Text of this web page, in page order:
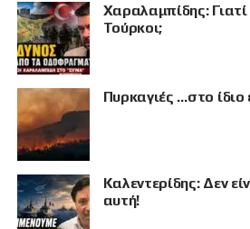
Χαραλαμπίδης: Γιατί
Τούρκοι;
Πυρκαγιές …στο ίδιο
Καλεντερίδης: Δεν
αυτή!